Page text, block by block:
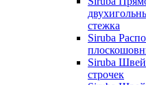
стежка
Siruba
Siruba
строчек